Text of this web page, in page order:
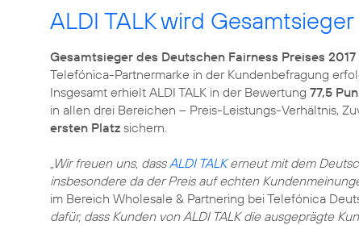
ALDI TALK wird Gesamtsieger
Gesamtsieger des Deutschen Fairness Preises 2017
Telefónica-Partnermarke in der Kundenbefragung
Insgesamt erhielt ALDI TALK in der Bewertung 77,5
in allen drei Bereichen – Preis-Leistungs-Verhältnis,
ersten Platz sichern.
„Wir freuen uns, dassALDI TALKerneut mit dem
insbesondere da der Preis auf echten
im Bereich Wholesale & Partnering bei Telefónica
dafür, dass Kunden von ALDI TALK die ausgeprägte